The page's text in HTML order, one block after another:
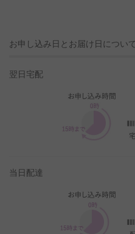
お申し込み日とお届け日について
翌日宅配
当日配達